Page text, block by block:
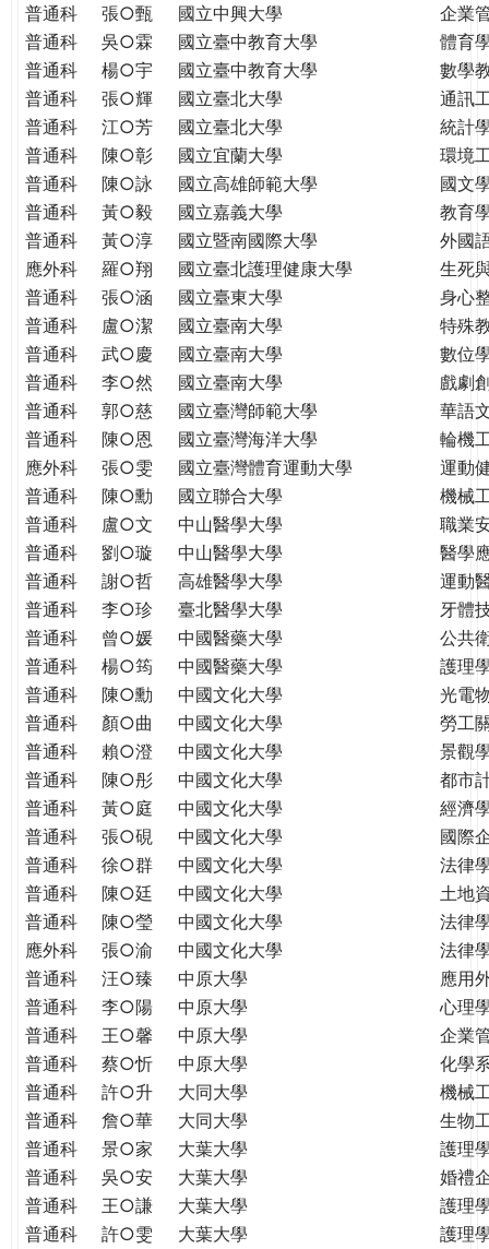
民。
WAGOR
TODAY
THE
WORLD
TOMORROW
PUTTING
YOU
ON
THE
PATH
GLOBAL
CITIZENSHIP
普通科
張○甄 國立中興大學
企業
普通科
吳○霖 國立臺中教育大學
體育
普通科
楊○宇 國立臺中教育大學
數學
普通科
張○輝 國立臺北大學
通訊
普通科
江○芳 國立臺北大學
統計
普通科
陳○彰 國立宜蘭大學
環境
普通科
陳○詠 國立高雄師範大學
國文
普通科
黃○毅 國立嘉義大學
教育
普通科
黃○淳 國立暨南國際大學
外國
應外科
羅○翔 國立臺北護理健康大學
生死
普通科
張○涵 國立臺東大學
身心
普通科
盧○潔 國立臺南大學
特殊
普通科
武○慶 國立臺南大學
數位
普通科
李○然 國立臺南大學
戲劇
普通科
郭○慈 國立臺灣師範大學
華語
普通科
陳○恩 國立臺灣海洋大學
輪機
應外科
張○雯 國立臺灣體育運動大學
運動
普通科
陳○勳 國立聯合大學
機械
普通科
盧○文 中山醫學大學
職業
普通科
劉○璇 中山醫學大學
醫學
普通科
謝○哲 高雄醫學大學
運動
普通科
李○珍 臺北醫學大學
牙體
普通科
曾○媛 中國醫藥大學
公共
普通科
楊○筠 中國醫藥大學
護理
普通科
陳○勳 中國文化大學
光電
普通科
顏○曲 中國文化大學
勞工
普通科
賴○澄 中國文化大學
景觀
普通科
陳○彤 中國文化大學
都市
普通科
黃○庭 中國文化大學
經濟
普通科
張○硯 中國文化大學
國際
普通科
徐○群 中國文化大學
法律
普通科
陳○廷 中國文化大學
土地
普通科
陳○瑩 中國文化大學
法律
應外科
張○渝 中國文化大學
法律
普通科
汪○臻 中原大學
應用
普通科
李○陽 中原大學
心理
普通科
王○馨 中原大學
企業
普通科
蔡○忻 中原大學
化學
普通科
許○升 大同大學
機械
普通科
詹○華 大同大學
生物
普通科
景○家 大葉大學
護理
普通科
吳○安 大葉大學
婚禮
普通科
王○謙 大葉大學
護理
普通科
許○雯 大葉大學
護理